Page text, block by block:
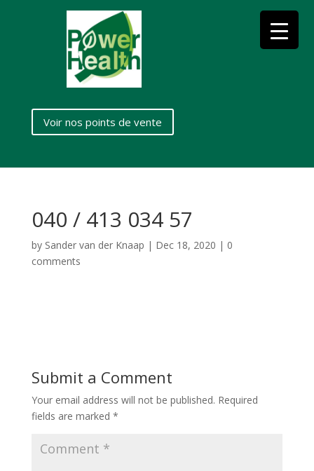
Voir nos points de vente
040 / 413 034 57
by Sander van der Knaap | Dec 18, 2020 | 0
comments
Submit a Comment
Your email address will not be published. Required
fields are marked *